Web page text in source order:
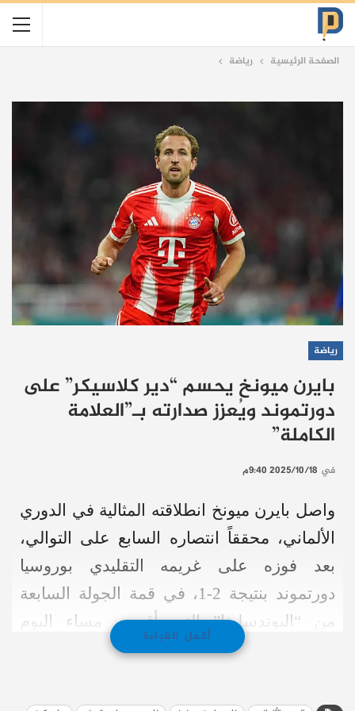
الصفحة الرئيسية رياضة
رياضة
بايرن ميونخ يحسم “دير كلاسيكر” على
دورتموند ويُعزز صدارته بـ”العلامة
الكاملة”
في 2025/10/18 9:40م
واصل بايرن ميونخ انطلاقته المثالية في الدوري
الألماني، محققاً انتصاره السابع على التوالي،
بعد فوزه على غريمه التقليدي بوروسيا
دورتموند بنتيجة 2-1، في قمة الجولة السابعة
من “البوندسليغا” التي أقيمت مساء اليوم
السبت على ملعب أليانز أرينا.
أكمل القراءة